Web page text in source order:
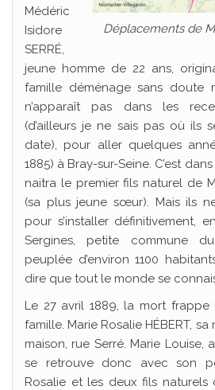
Déplacements de
Médéric
Isidore
SERRÉ,
jeune homme de 22 ans,
famille déménage sans doute
n’apparaît pas dans les
(d’ailleurs je ne sais pas où ils
date), pour aller quelques
1885) à Bray-sur-Seine. C’est
naitra le premier fils naturel de
(sa plus jeune sœur). Mais ils
pour s’installer définitivement,
Sergines, petite commune
peuplée d’environ 1100
dire que tout le monde se
Le 27 avril 1889, la mort
famille. Marie Rosalie HÉBERT, sa
maison, rue Serré. Marie Louise,
se retrouve donc avec son
Rosalie et les deux fils naturels